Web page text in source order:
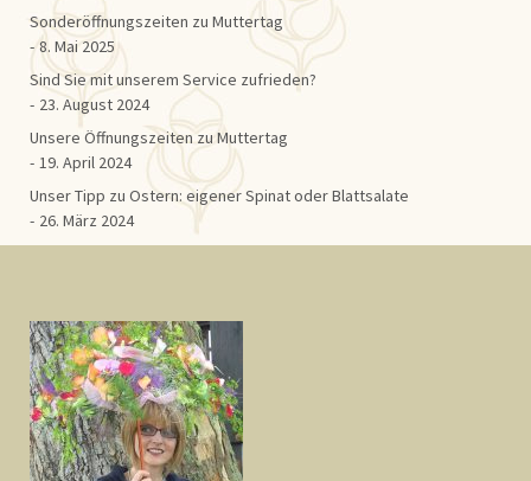
Sonderöffnungszeiten zu Muttertag
8. Mai 2025
Sind Sie mit unserem Service zufrieden?
23. August 2024
Unsere Öffnungszeiten zu Muttertag
19. April 2024
Unser Tipp zu Ostern: eigener Spinat oder Blattsalate
26. März 2024